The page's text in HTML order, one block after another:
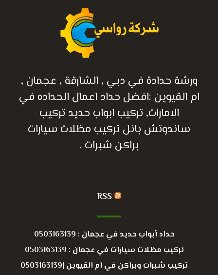
ورشة حدادة في دبي , الشارقة , عجمان ,
ام القيوين :افضل حداد اعمال الحداده في
الامارات, تركيب ابواب حديد تركيب
ساندوتش بانل تركيب مظلات سيارات
براكن شبرات .
RSS
حداد أبواب حديد في عجمان : 0503163139
تركيب مظلات سيارات في عجمان : 0503163139
تركيب شبرات وبراكن في ام القيوين |0503163139